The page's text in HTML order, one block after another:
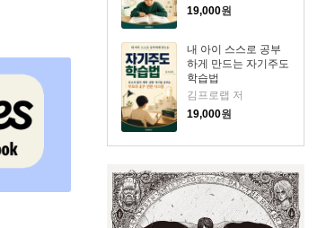
19,000원
내 아이 스스로 공부
하게 만드는 자기주도
학습법
김프로랩 저
19,000원